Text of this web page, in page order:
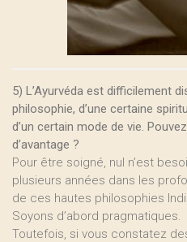
5) L’Ayurvéda est difficilement
philosophie, d’une certaine
d’un certain mode de vie.
d’avantage ?
Pour être soigné, nul n’est
plusieurs années dans les
de ces hautes philosophies
Soyons d’abord pragmatiques.
Toutefois, si vous constatez